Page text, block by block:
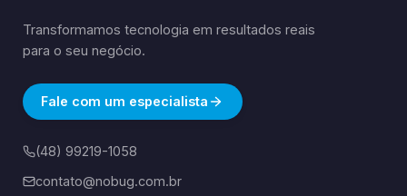
Transformamos tecnologia em resultados reais
para o seu negócio.
Fale com um especialista
(48) 99219-1058
contato@nobug.com.br